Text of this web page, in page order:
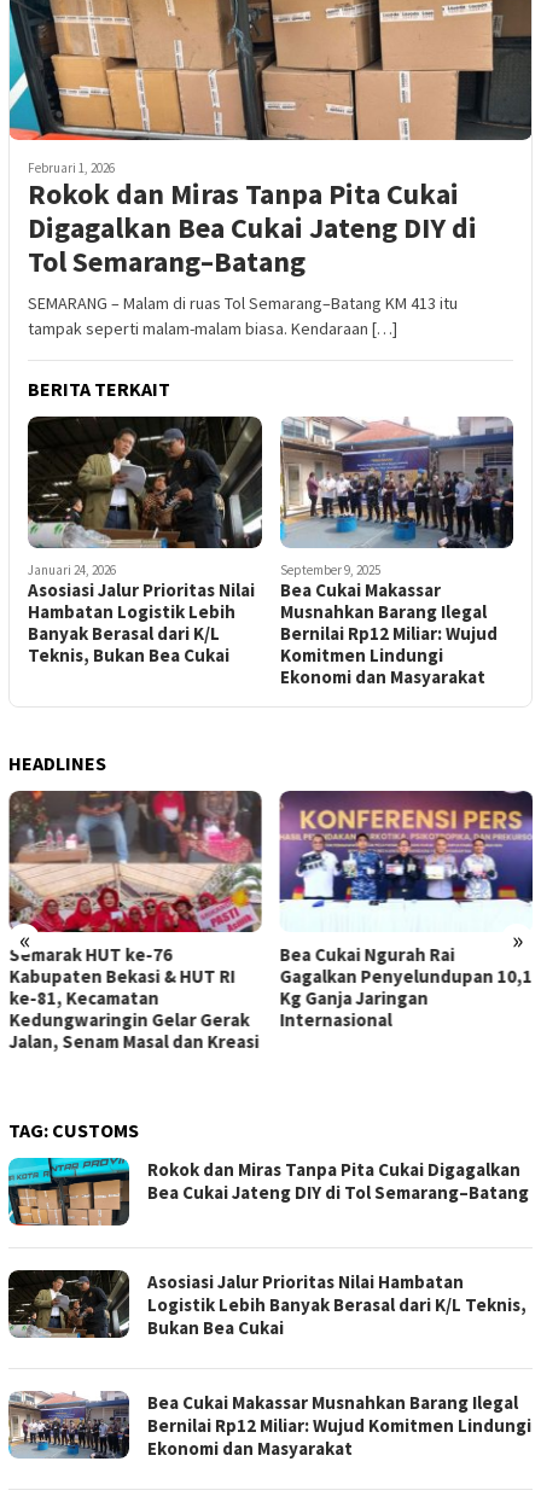
Februari 1, 2026
Rokok dan Miras Tanpa Pita Cukai
Digagalkan Bea Cukai Jateng DIY di
Tol Semarang–Batang
SEMARANG – Malam di ruas Tol Semarang–Batang KM 413 itu
tampak seperti malam-malam biasa. Kendaraan […]
BERITA TERKAIT
Januari 24, 2026
Asosiasi Jalur Prioritas Nilai
Hambatan Logistik Lebih
Banyak Berasal dari K/L
Teknis, Bukan Bea Cukai
September 9, 2025
Bea Cukai Makassar
Musnahkan Barang Ilegal
Bernilai Rp12 Miliar: Wujud
Komitmen Lindungi
Ekonomi dan Masyarakat
HEADLINES
« »
Bea Cukai Ngurah Rai
Gagalkan Penyelundupan 10,1
Kg Ganja Jaringan
Internasional
Satlantas Polresta Karawang
Sigap Bantu Pengendara
Mogok, Derek Motor Hingga
SPBU Terdekat
TAG: CUSTOMS
Rokok dan Miras Tanpa Pita Cukai Digagalkan
Bea Cukai Jateng DIY di Tol Semarang–Batang
Asosiasi Jalur Prioritas Nilai Hambatan
Logistik Lebih Banyak Berasal dari K/L Teknis,
Bukan Bea Cukai
Bea Cukai Makassar Musnahkan Barang Ilegal
Bernilai Rp12 Miliar: Wujud Komitmen Lindungi
Ekonomi dan Masyarakat